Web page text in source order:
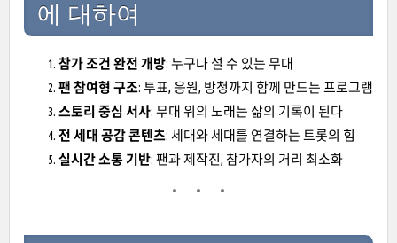
에 대하여
참가 조건 완전 개방: 누구나 설 수 있는 무대
팬 참여형 구조: 투표, 응원, 방청까지 함께 만드는 프로그램
스토리 중심 서사: 무대 위의 노래는 삶의 기록이 된다
전 세대 공감 콘텐츠: 세대와 세대를 연결하는 트롯의 힘
실시간 소통 기반: 팬과 제작진, 참가자의 거리 최소화